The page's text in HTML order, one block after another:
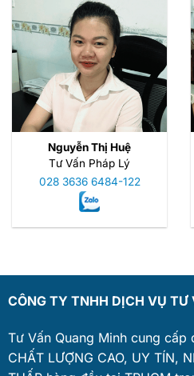
Nguyễn Thị Huệ
Tư Vấn Pháp Lý
028 3636 6484-122
CÔNG TY TNHH DỊCH VỤ TƯ
Tư Vấn Quang Minh cung
CHẤT LƯỢNG CAO, UY TÍN,